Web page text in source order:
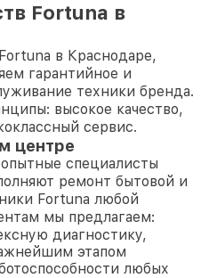
Fortuna в
в Краснодаре,
гарантийное и
техники бренда.
высокое качество,
сервис.
центре
специалисты
ремонт бытовой и
Fortuna любой
мы предлагаем:
диагностику,
этапом
любых